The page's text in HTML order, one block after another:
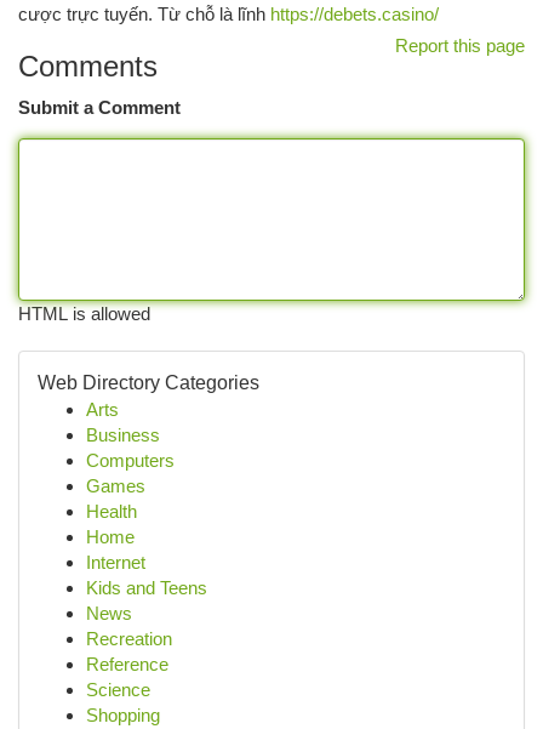
cược trực tuyến. Từ chỗ là lĩnh https://debets.casino/
Report this page
Comments
Submit a Comment
HTML is allowed
Web Directory Categories
Arts
Business
Computers
Games
Health
Home
Internet
Kids and Teens
News
Recreation
Reference
Science
Shopping